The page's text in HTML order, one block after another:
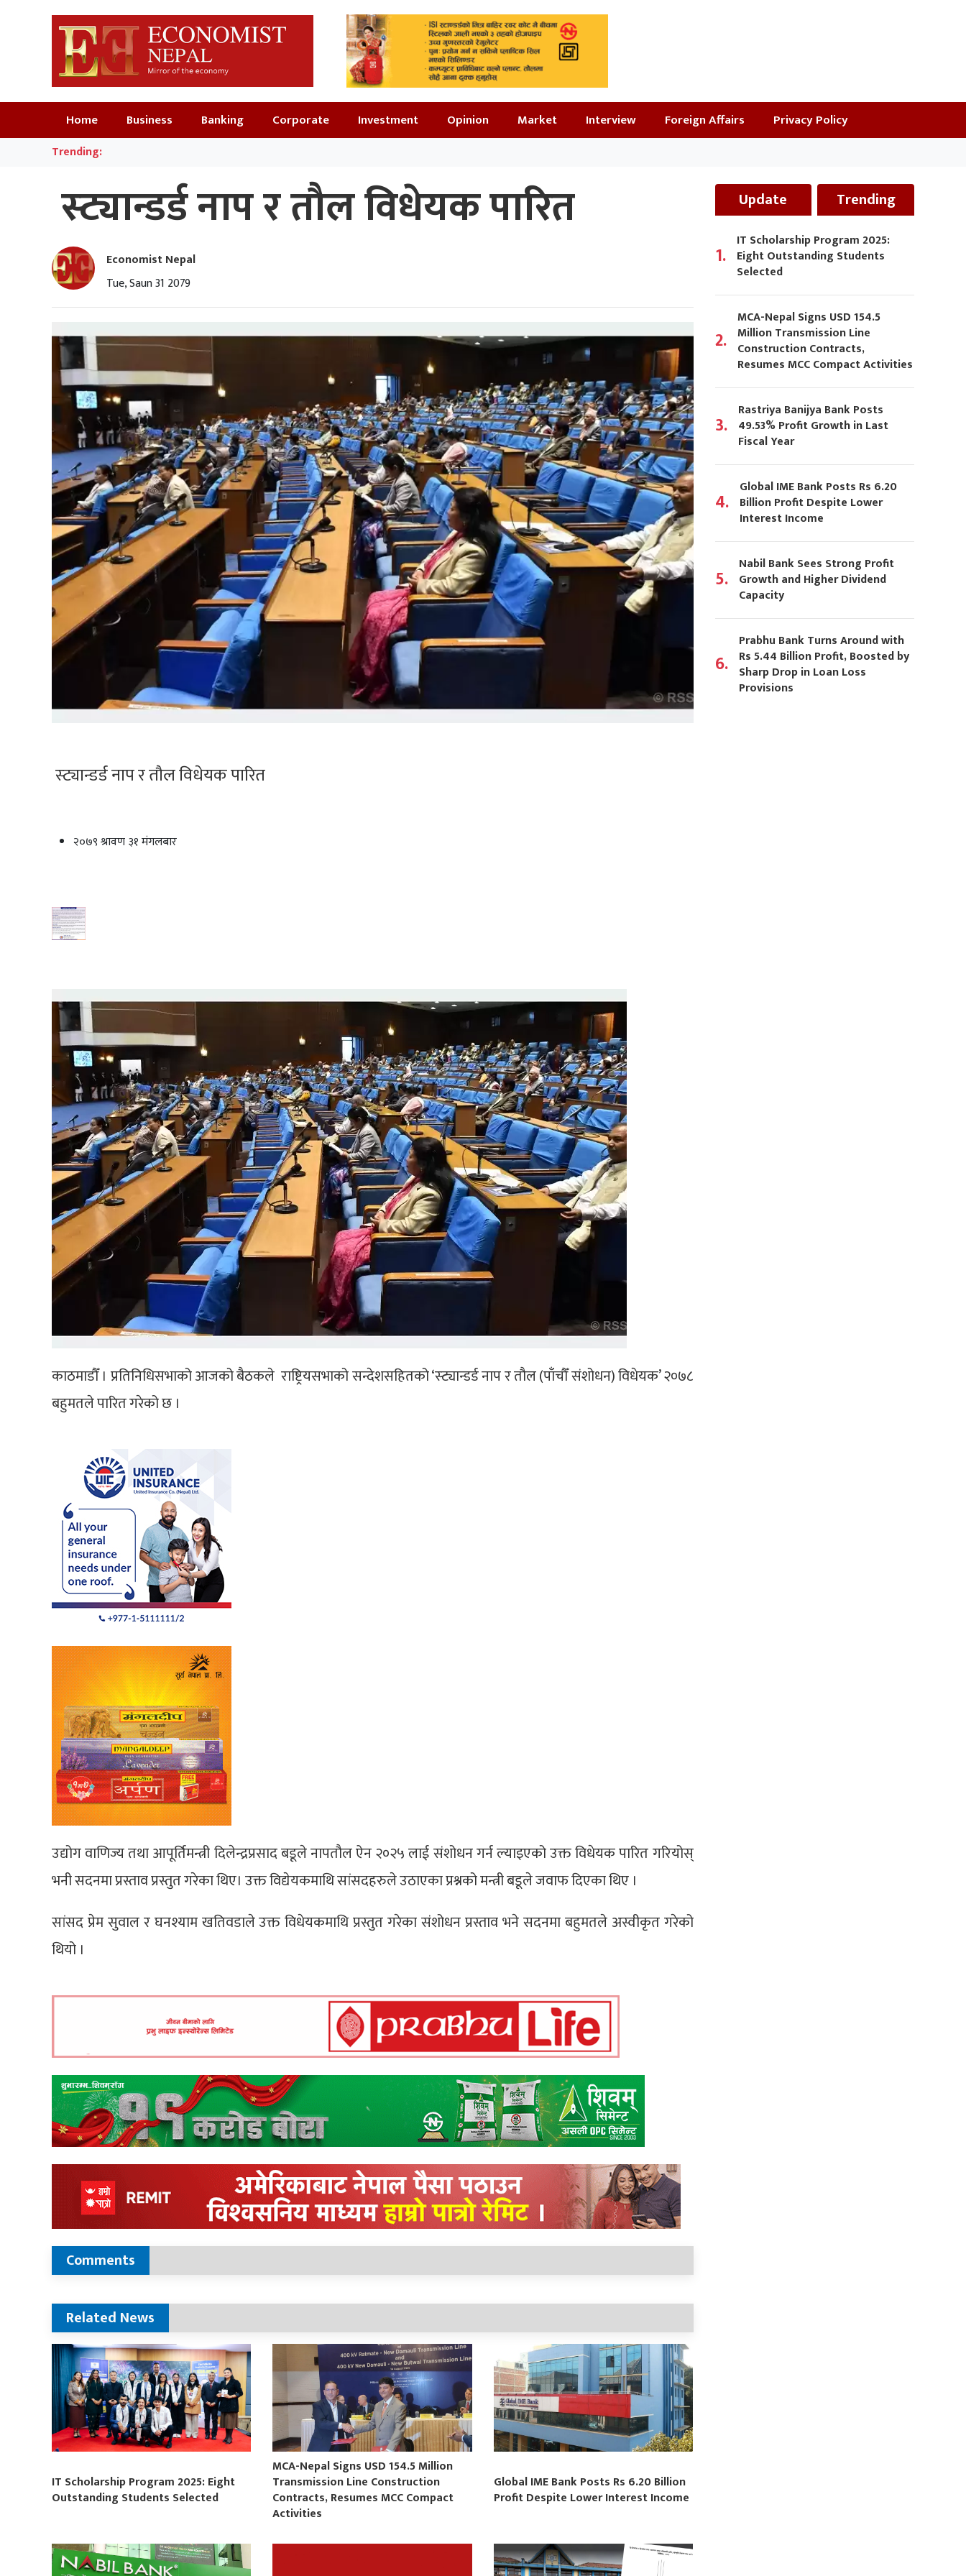
Home Business Banking Corporate Investment Opinion Market Interview Foreign Affairs Privacy Policy
Trending:
स्ट्यान्डर्ड नाप र तौल विधेयक पारित
Economist Nepal
Tue, Saun 31 2079
स्ट्यान्डर्ड नाप र तौल विधेयक पारित
२०७९ श्रावण ३१ मंगलबार
काठमाडौँ । प्रतिनिधिसभाको आजको बैठकले राष्ट्रियसभाको सन्देशसहितको ‘स्ट्यान्डर्ड नाप र तौल (पाँचौँ संशोधन) विधेयक’ २०७८
बहुमतले पारित गरेको छ ।
उद्योग वाणिज्य तथा आपूर्तिमन्त्री दिलेन्द्रप्रसाद बडूले नापतौल ऐन २०२५ लाई संशोधन गर्न ल्याइएको उक्त विधेयक पारित गरियोस्
भनी सदनमा प्रस्ताव प्रस्तुत गरेका थिए। उक्त विद्येयकमाथि सांसदहरुले उठाएका प्रश्नको मन्त्री बडूले जवाफ दिएका थिए ।
सांसद प्रेम सुवाल र घनश्याम खतिवडाले उक्त विधेयकमाथि प्रस्तुत गरेका संशोधन प्रस्ताव भने सदनमा बहुमतले अस्वीकृत गरेको
थियो ।
Comments
Related News
IT Scholarship Program 2025: Eight
Outstanding Students Selected
MCA-Nepal Signs USD 154.5 Million
Transmission Line Construction
Contracts, Resumes MCC Compact
Activities
Global IME Bank Posts Rs 6.20 Billion
Profit Despite Lower Interest Income
Update Trending
1.
IT Scholarship Program 2025:
Eight Outstanding Students
Selected
2.
MCA-Nepal Signs USD 154.5
Million Transmission Line
Construction Contracts,
Resumes MCC Compact Activities
3.
Rastriya Banijya Bank Posts
49.53% Profit Growth in Last
Fiscal Year
4.
Global IME Bank Posts Rs 6.20
Billion Profit Despite Lower
Interest Income
5.
Nabil Bank Sees Strong Profit
Growth and Higher Dividend
Capacity
6.
Prabhu Bank Turns Around with
Rs 5.44 Billion Profit, Boosted by
Sharp Drop in Loan Loss
Provisions